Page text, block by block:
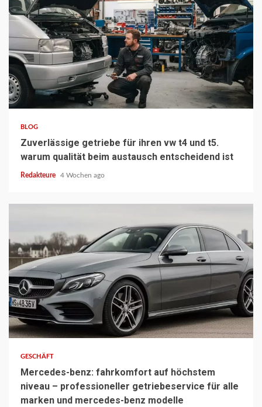
3 min read
BLOG
Zuverlässige getriebe für ihren vw t4 und t5.
warum qualität beim austausch entscheidend ist
Redakteure 4 Wochen ago
3 min read
GESCHÄFT
Mercedes-benz: fahrkomfort auf höchstem
niveau – professioneller getriebeservice für alle
marken und mercedes-benz modelle